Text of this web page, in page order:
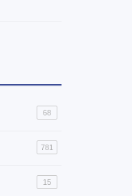
68
781
15